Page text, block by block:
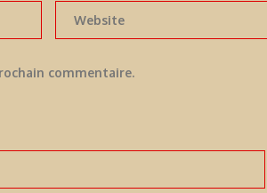
commentaire.